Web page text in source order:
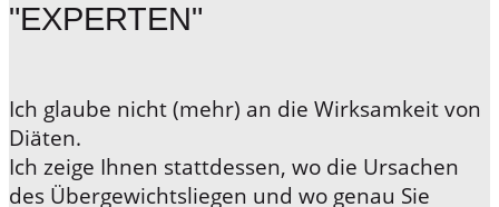
"EXPERTEN"
Ich glaube nicht (mehr) an die Wirksamkeit von
Diäten.
Ich zeige Ihnen stattdessen, wo die Ursachen
des Übergewichtsliegen und wo genau Sie